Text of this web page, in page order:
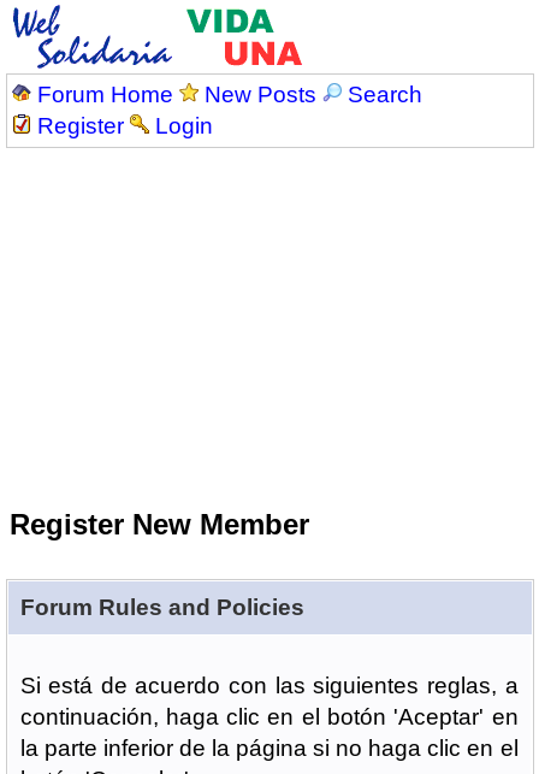
Forum Home New Posts
Search
Register
Login
Register New Member
Forum Rules and Policies
Si está de acuerdo con las siguientes reglas, a
continuación, haga clic en el botón 'Aceptar' en
la parte inferior de la página si no haga clic en el